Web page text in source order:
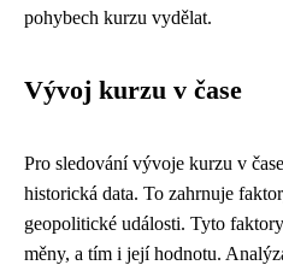
pohybech kurzu vydělat.
Vývoj kurzu v čase
Pro sledování vývoje kurzu v
historická data. To zahrnuje
geopolitické události. Tyto
měny, a tím i její hodnotu.